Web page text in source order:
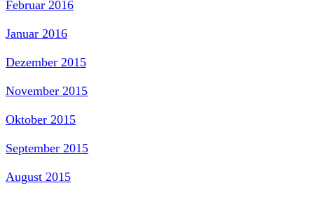
Februar 2016
Januar 2016
Dezember 2015
November 2015
Oktober 2015
September 2015
August 2015